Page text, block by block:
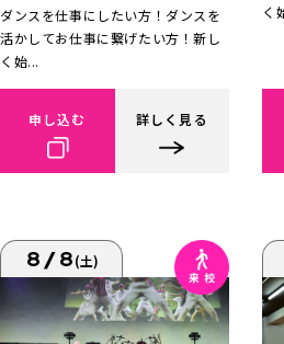
ダンスを仕事にしたい方！ダンスを
活かしてお仕事に繋げたい方！新し
く始...
申し込む 詳しく見る
く
8/8(土)